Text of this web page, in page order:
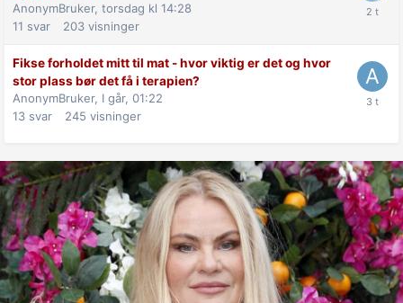
AnonymBruker, torsdag kl 14:28
11 svar 203 visninger
Fikse forholdet mitt til mat - hvor viktig er det og hvor
stor plass bør det få i terapien?
AnonymBruker, I går, 01:22
13 svar 245 visninger